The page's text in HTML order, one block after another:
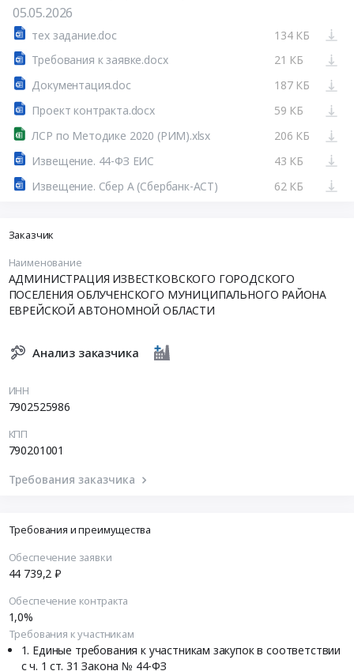
05.05.2026
тех задание.doc
134 КБ
Требования к заявке.docx
21 КБ
Документация.doc
187 КБ
Проект контракта.docx
59 КБ
ЛСР по Методике 2020 (РИМ).xlsx
206 КБ
Извещение. 44-ФЗ ЕИС
43 КБ
Извещение. Сбер А (Сбербанк-АСТ)
62 КБ
Заказчик
Наименование
АДМИНИСТРАЦИЯ ИЗВЕСТКОВСКОГО ГОРОДСКОГО
ПОСЕЛЕНИЯ ОБЛУЧЕНСКОГО МУНИЦИПАЛЬНОГО РАЙОНА
ЕВРЕЙСКОЙ АВТОНОМНОЙ ОБЛАСТИ
Анализ заказчика
ИНН
7902525986
КПП
790201001
Требования заказчика
Требования и преимущества
Обеспечение заявки
44 739,2 ₽
Обеспечение контракта
1,0%
Требования к участникам
Единые требования к участникам закупок в соответствии
с ч. 1 ст. 31 Закона № 44-ФЗ